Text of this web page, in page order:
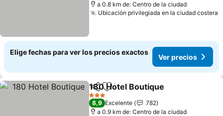
a 0.8 km de: Centro de la ciudad
Ubicación privilegiada en la ciudad costera
Elige fechas para ver los precios exactos
Ver precios
CompartirAgregar a favoritos
180 Hotel Boutique
3 Estrellas
8,9 Excelente
782
a 0.9 km de: Centro de la ciudad